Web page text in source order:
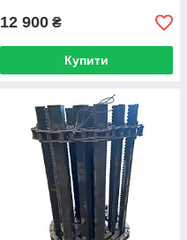
12 900 ₴
Купити